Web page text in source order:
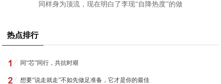
同样身为顶流，现在明白了李现“自降热度”的做
热点排行
同“芯”同行，共抗时艰
想要“说走就走”不如先做足准备，它才是你的最佳